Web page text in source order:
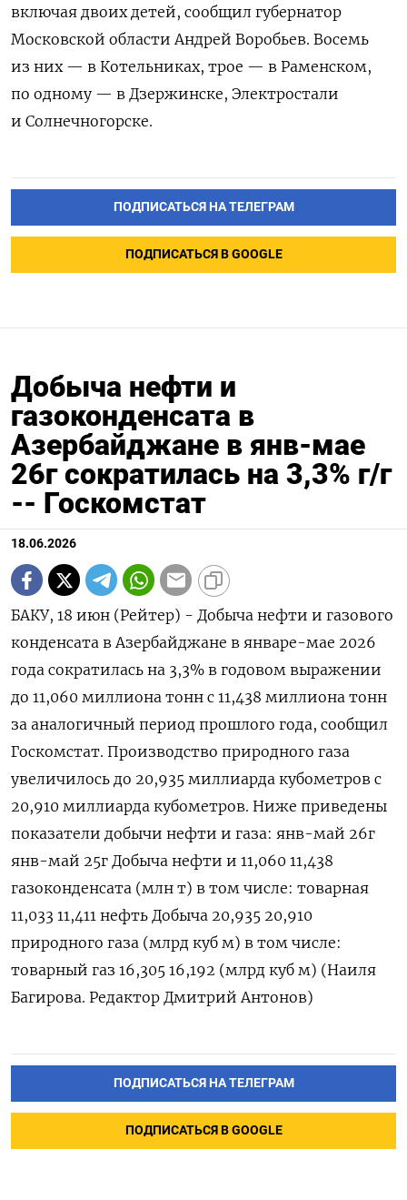
включая двоих детей, сообщил губернатор
Московской области Андрей Воробьев. Восемь
из них — в Котельниках, трое — в Раменском,
по одному — в Дзержинске, Электростали
и Солнечногорске.
ПОДПИСАТЬСЯ НА ТЕЛЕГРАМ
ПОДПИСАТЬСЯ В GOOGLE
Добыча нефти и
газоконденсата в
Азербайджане в янв-мае
26г сократилась на 3,3% г/г
-- Госкомстат
18.06.2026
БАКУ, 18 июн (Рейтер) - Добыча нефти и ‌газового
конденсата в Азербайджане в январе-мае ​2026
года ​сократилась ​на 3,3% ⁠в годовом ‌выражении
до ‌11,060 миллиона тонн с ​11,438 миллиона ‌тонн
за аналогичный ​период прошлого года, ‌сообщил
Госкомстат. Производство природного газа
увеличилось ​до ​20,935 ‌миллиарда кубометров с
20,910 ​миллиарда кубометров. Ниже приведены
показатели добычи нефти и газа: янв-май 26г
янв-май 25г Добыча нефти ​и 11,060 11,438
газоконденсата (млн ⁠т) в том числе: товарная
11,033 11,411 нефть Добыча 20,935 20,910
природного газа (млрд куб м) в ‌том числе:
товарный ‌газ 16,305 16,192 (млрд куб м) (Наиля ​
Багирова. Редактор ‌Дмитрий Антонов)
ПОДПИСАТЬСЯ НА ТЕЛЕГРАМ
ПОДПИСАТЬСЯ В GOOGLE